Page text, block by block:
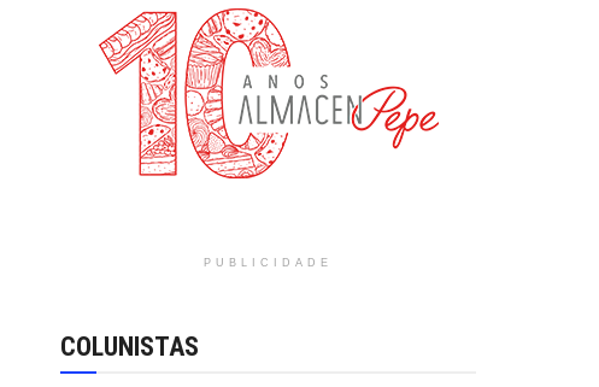
PUBLICIDADE
COLUNISTAS